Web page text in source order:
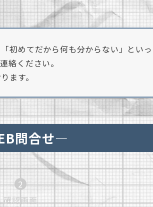
初めてだから何も分からない」とい
絡ください。
ます。
問合せ―
2
確認画面現